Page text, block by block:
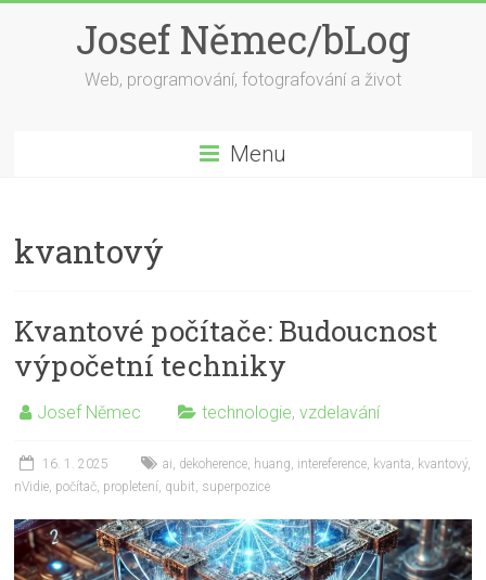
Josef Němec/bLog
Web, programování, fotografování a život
Menu
kvantový
Kvantové počítače: Budoucnost
výpočetní techniky
Josef Němec technologie,vzdelavání
16. 1. 2025 ai, dekoherence, huang, intereference, kvanta, kvantový,
nVidie, počítač, propletení, qubit, superpozice